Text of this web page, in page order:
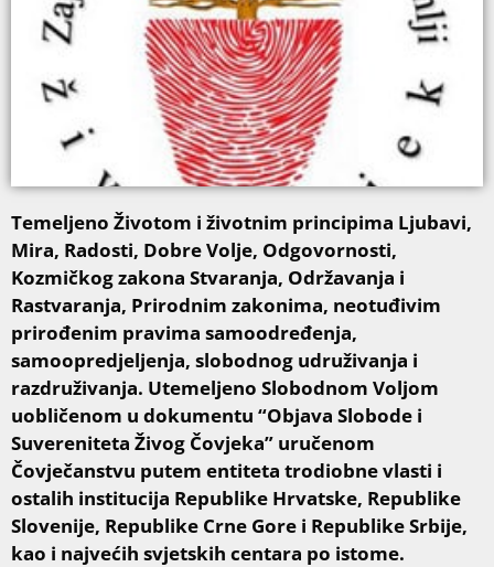
Temeljeno Životom i životnim principima Ljubavi,
Mira, Radosti, Dobre Volje, Odgovornosti,
Kozmičkog zakona Stvaranja, Održavanja i
Rastvaranja, Prirodnim zakonima, neotuđivim
prirođenim pravima samoodređenja,
samoopredjeljenja, slobodnog udruživanja i
razdruživanja. Utemeljeno Slobodnom Voljom
uobličenom u dokumentu “Objava Slobode i
Suvereniteta Živog Čovjeka” uručenom
Čovječanstvu putem entiteta trodiobne vlasti i
ostalih institucija Republike Hrvatske, Republike
Slovenije, Republike Crne Gore i Republike Srbije,
kao i najvećih svjetskih centara po istome.